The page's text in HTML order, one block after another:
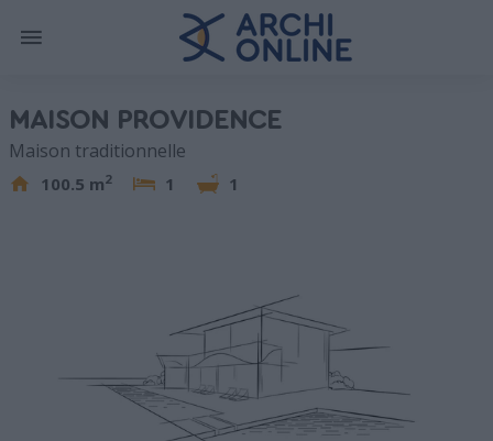
MAISON PROVIDENCE
Maison traditionnelle
100.5 m2 1 1